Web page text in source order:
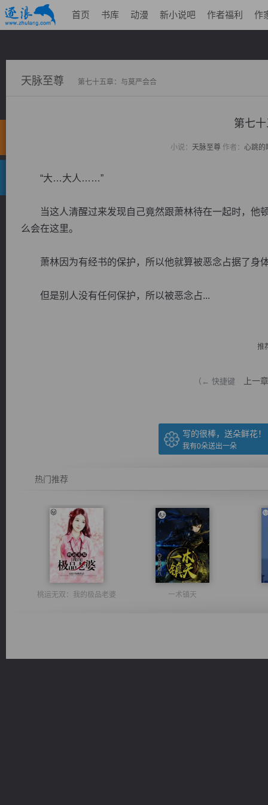
首页 书库 动漫 新小说吧 作者福利 作
天脉至尊 第七十五章：与莫严会合
第七
小说： 天脉至尊作者： 心跳的
“大…大人……”
当这人清醒过来发现自己竟然跟萧林待在一起时，他
么会在这里。
萧林因为有经书的保护，所以他就算被恶念占据了身
但是别人没有任何保护，所以被恶念占...
推
（← 快捷键 上一章
写的很棒，送朵鲜花！
我有0朵送出一朵
热门推荐
桃运无双：我的极品老婆 一术镇天